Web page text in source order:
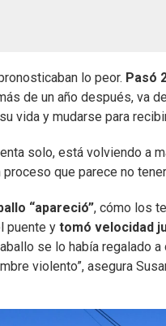
lo peor. Pasó
de un año después, va
vida y mudarse para
solo, está volviendo a
proceso que parece no
“apareció”, cómo los
puente y tomó velocidad
se lo había regalado
violento”, asegura